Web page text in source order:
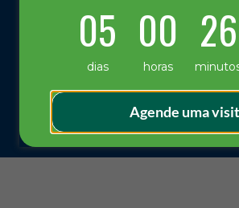
05
dias
00
horas
26
Agende uma
Blog